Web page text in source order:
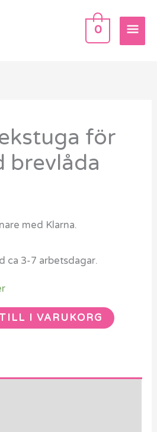
0
för
brevlåda
med Klarna.
ca 3-7 arbetsdagar.
I VARUKORG